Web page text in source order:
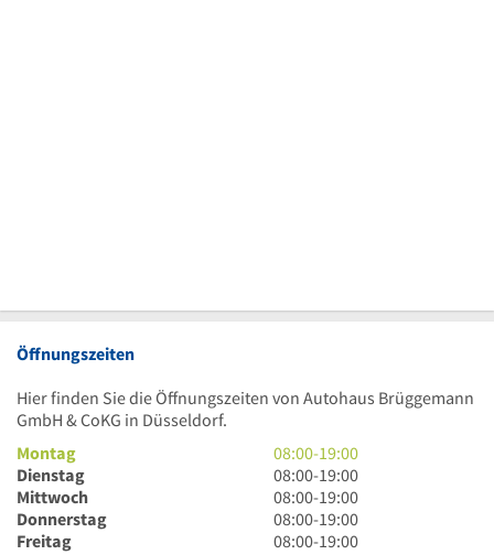
Öffnungszeiten
Hier finden Sie die Öffnungszeiten von Autohaus Brüggemann
GmbH & CoKG in Düsseldorf.
Montag
8
Uhr
bis
19
Uhr
08:00-19:00
Dienstag
8
Uhr
bis
19
08:00-19:00
Mittwoch
8
Uhr
bis
08:00-19:00
Donnerstag
8
Uhr
08:00-19:00
Freitag
8
08:00-19:00